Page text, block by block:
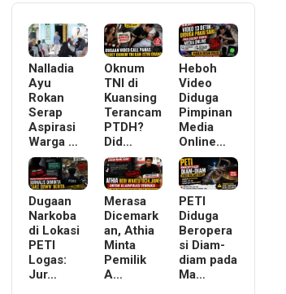
Nalladia
Ayu
Rokan
Serap
Aspirasi
Warga …
Oknum
TNI di
Kuansing
Terancam
PTDH?
Did…
Heboh
Video
Diduga
Pimpinan
Media
Online…
Dugaan
Narkoba
di Lokasi
PETI
Logas:
Jur…
Merasa
Dicemark
an, Athia
Minta
Pemilik
A…
PETI
Diduga
Beropera
si Diam-
diam pada
Ma…